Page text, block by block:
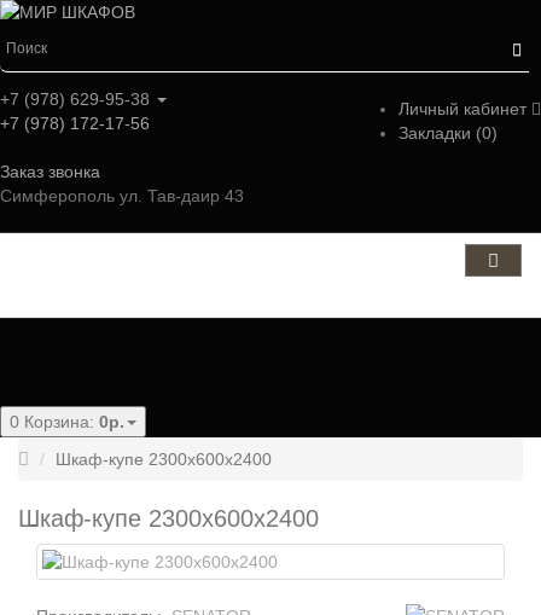
Личный кабинет
Закладки (0)
+7 (978) 629-95-38
+7 (978) 172-17-56
Заказ звонка
Симферополь ул. Тав-даир 43
0 Корзина: 0р.
Шкаф-купе 2300x600x2400
Шкаф-купе 2300x600x2400